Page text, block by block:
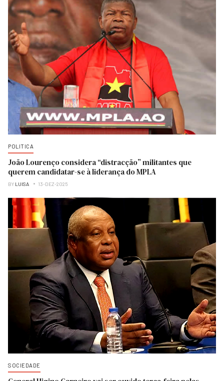
POLITICA
João Lourenço considera “distracção” militantes que
querem candidatar-se à liderança do MPLA
BY LUISA 13-DEZ-2025
SOCIEDADE